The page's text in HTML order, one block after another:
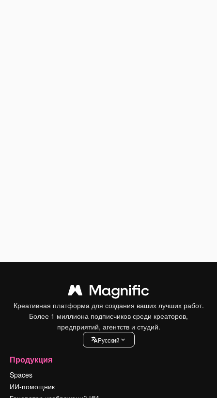
Креативная платформа для создания ваших лучших работ.
Более 1 миллиона подписчиков среди креаторов,
предприятий, агентств и студий.
Pусский
Продукция
Spaces
ИИ-помощник